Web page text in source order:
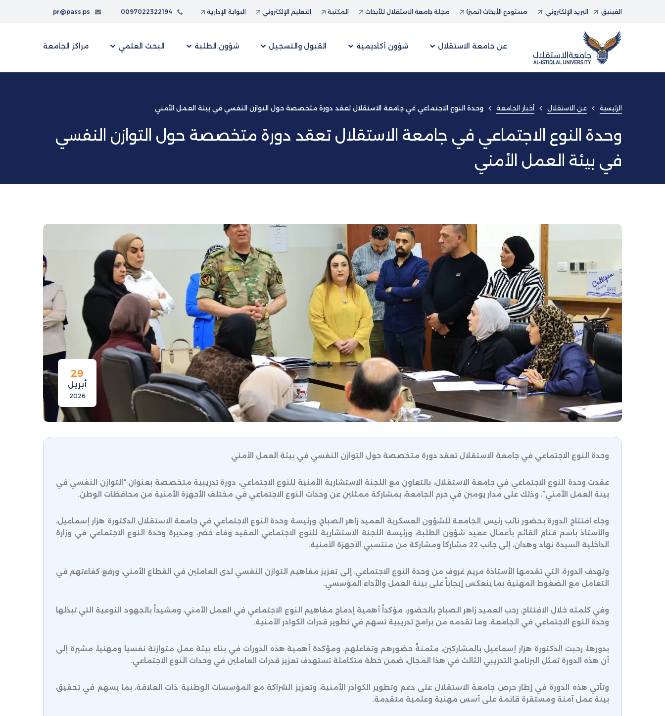
الفينيق البريد الإلكتروني مستودع الأبحاث (تميز) مجلة جامعة الاستقلال للأبحاث المكتبة التعليم الإلكتروني البوابة الإدارية 0097022322194
pr@pass.ps
عن جامعة الاستقلال شؤون أكاديمية القبول والتسجيل شؤون الطلبة البحث العلمي مراكز الجامعة
الرئيسية عن الاستقلال أخبار الجامعة وحدة النوع الاجتماعي في جامعة الاستقلال تعقد دورة متخصصة حول التوازن النفسي في بيئة العمل الأمني
وحدة النوع الاجتماعي في جامعة الاستقلال تعقد دورة متخصصة حول التوازن النفسي
في بيئة العمل الأمني
29
أبريل
2026
وحدة النوع الاجتماعي في جامعة الاستقلال تعقد دورة متخصصة حول التوازن النفسي في بيئة العمل الأمني
عقدت وحدة النوع الاجتماعي في جامعة الاستقلال، بالتعاون مع اللجنة الاستشارية الأمنية للنوع الاجتماعي، دورة تدريبية متخصصة بعنوان “التوازن النفسي في
بيئة العمل الأمني”، وذلك على مدار يومين في حرم الجامعة، بمشاركة ممثلين عن وحدات النوع الاجتماعي في مختلف الأجهزة الأمنية من محافظات الوطن.
وجاء افتتاح الدورة بحضور نائب رئيس الجامعة للشؤون العسكرية العميد زاهر الصباح، ورئيسة وحدة النوع الاجتماعي في جامعة الاستقلال الدكتورة هزار إسماعيل،
والأستاذ باسم قنام القائم بأعمال عميد شؤون الطلبة، ورئيسة اللجنة الاستشارية للنوع الاجتماعي العقيد وفاء خضر، ومديرة وحدة النوع الاجتماعي في وزارة
الداخلية السيدة نهاد وهدان، إلى جانب 22 مشاركاً ومشاركة من منتسبي الأجهزة الأمنية.
وتهدف الدورة، التي تقدمها الأستاذة مريم غروف من وحدة النوع الاجتماعي، إلى تعزيز مفاهيم التوازن النفسي لدى العاملين في القطاع الأمني، ورفع كفاءتهم في
التعامل مع الضغوط المهنية بما ينعكس إيجاباً على بيئة العمل والأداء المؤسسي.
وفي كلمته خلال الافتتاح، رحب العميد زاهر الصباح بالحضور، مؤكداً أهمية إدماج مفاهيم النوع الاجتماعي في العمل الأمني، ومشيداً بالجهود النوعية التي تبذلها
وحدة النوع الاجتماعي في الجامعة، وما تقدمه من برامج تدريبية تسهم في تطوير قدرات الكوادر الأمنية.
بدورها، رحبت الدكتورة هزار إسماعيل بالمشاركين، مثمنةً حضورهم وتفاعلهم، ومؤكدة أهمية هذه الدورات في بناء بيئة عمل متوازنة نفسياً ومهنياً، مشيرة إلى
أن هذه الدورة تمثل البرنامج التدريبي الثالث في هذا المجال، ضمن خطة متكاملة تستهدف تعزيز قدرات العاملين في وحدات النوع الاجتماعي.
وتأتي هذه الدورة في إطار حرص جامعة الاستقلال على دعم وتطوير الكوادر الأمنية، وتعزيز الشراكة مع المؤسسات الوطنية ذات العلاقة، بما يسهم في تحقيق
بيئة عمل آمنة ومستقرة قائمة على أسس مهنية وعلمية متقدمة.